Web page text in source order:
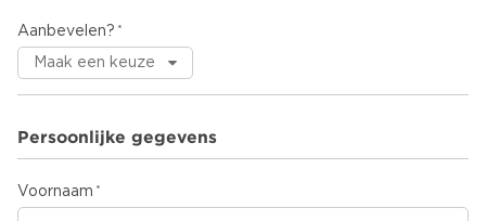
Aanbevelen?
Persoonlijke gegevens
Voornaam